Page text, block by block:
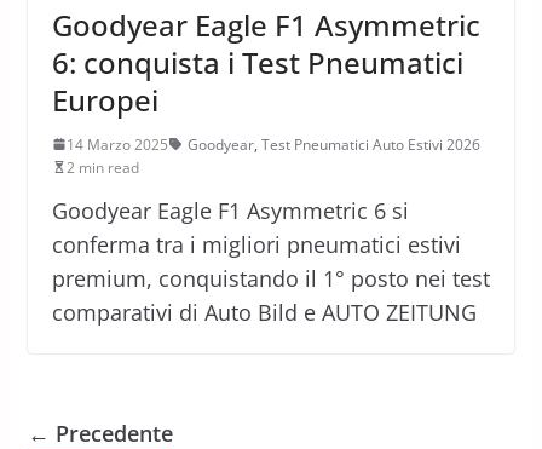
Goodyear Eagle F1 Asymmetric
6: conquista i Test Pneumatici
Europei
14 Marzo 2025 Goodyear, Test Pneumatici Auto Estivi 2026
2 min read
Goodyear Eagle F1 Asymmetric 6 si
conferma tra i migliori pneumatici estivi
premium, conquistando il 1° posto nei test
comparativi di Auto Bild e AUTO ZEITUNG
← Precedente